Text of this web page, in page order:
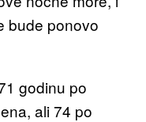
bude ponovo
godinu po
ali 74 po